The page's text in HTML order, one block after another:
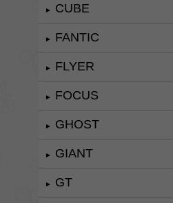
► CUBE
► FANTIC
► FLYER
► FOCUS
► GHOST
► GIANT
► GT